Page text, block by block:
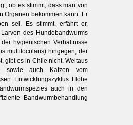
ob es stimmt, dass man von
Organen bekommen kann. Er
sei. Es stimmt, erfährt er,
des Hundebandwurms
hygienischen Verhältnisse
multilocularis) hingegen, der
gibt es in Chile nicht. Weitaus
sowie auch Katzen vom
Entwicklungszyklus Flöhe
auch in den
Bandwurmbehandlung